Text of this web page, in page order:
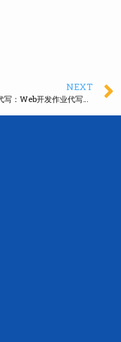
NEXT
Web网页代写：Web开发作业代写，原创优质代码